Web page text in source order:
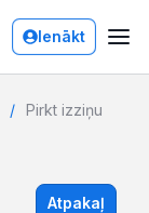
Ienākt
Pirkt izziņu
Atpakaļ